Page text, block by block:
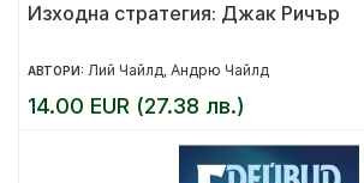
Изходна стратегия: Джак Ричър
АВТОРИ: Лий Чайлд Андрю Чайлд
14.00 EUR (27.38 лв.)